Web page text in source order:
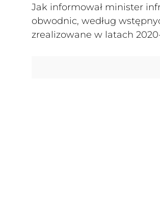
Jak informował minister
obwodnic, według
zrealizowane w latach